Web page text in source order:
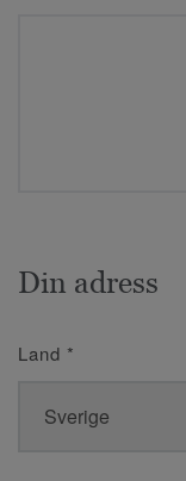
Din adress
Land *